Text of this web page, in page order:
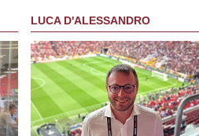
LUCA D'ALESSANDRO